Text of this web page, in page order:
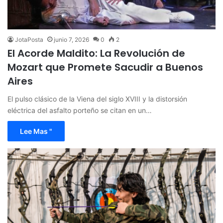
JotaPosta junio 7, 2026 0 2
El Acorde Maldito: La Revolución de
Mozart que Promete Sacudir a Buenos
Aires
El pulso clásico de la Viena del siglo XVIII y la distorsión
eléctrica del asfalto porteño se citan en un…
Lee Mas "